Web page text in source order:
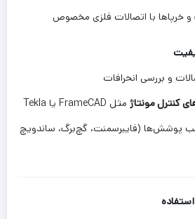
خرپاها با اتصالات فلزی مخصوص
و بررسی انحرافات
کنترل مونتاژ مثل FrameCAD یا Tekla
پوشش‌ها (فایبرسمنت، گچ‌برگ، ساندویچ
استفاده